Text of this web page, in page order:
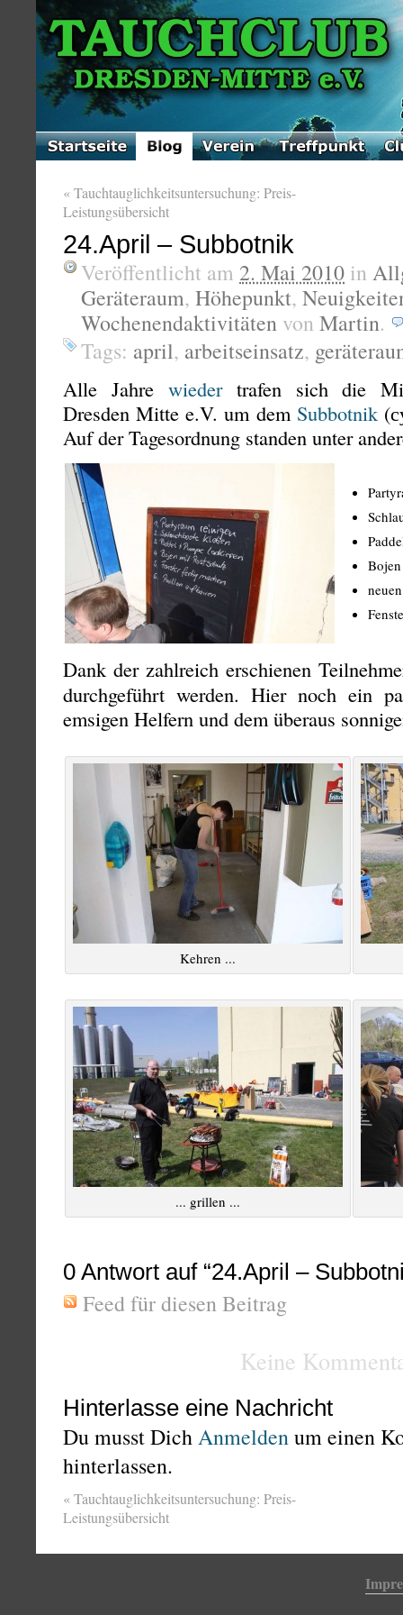
«Tauchtauglichkeitsuntersuchung: Preis-
Leistungsübersicht
24.April – Subbotnik
Veröffentlicht am 2. Mai 2010 in
Geräteraum, Höhepunkt,
Wochenendaktivitäten von Martin.
Tags: april, arbeitseinsatz,
Alle Jahre wiedertrafen sich die
Dresden Mitte e.V. um dem Subbotnik
Auf der Tagesordnung standen unter
Dank der zahlreich erschienen
durchgeführt werden. Hier noch ein
emsigen Helfern und dem überaus
Kehren ...
... grillen ...
0 Antwort auf “24.April –
Feed für diesen Beitrag
Keine
Hinterlasse eine Nachricht
Du musst DichAnmeldenum einen
hinterlassen.
«Tauchtauglichkeitsuntersuchung: Preis-
Leistungsübersicht